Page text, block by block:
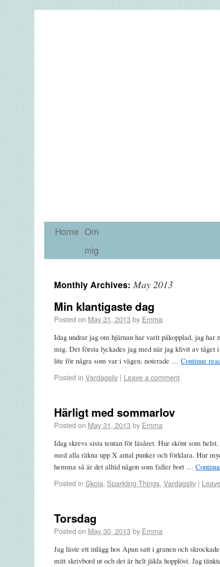
Home Om
mig
Monthly Archives:May 2013
Min klantigaste dag
Posted on May 31, 2013 by Emma
Idag undrar jag om hjärnan har varit påkopplad, jag har
mig. Det första lyckades jag med när jag klivit av tåget
lite för några som var i vägen, noterade … Continue
Posted in Vardagsliv | Leave a comment
Härligt med sommarlov
Posted on May 31, 2013 by Emma
Idag skrevs sista tentan för läsåret. Hur skönt som
med alla räkna upp X antal punker och förklara. Hur
hemma så är det alltid någon som faller bort …
Posted in Skola, Sparkling Things, Vardagsliv |
Torsdag
Posted on May 30, 2013 by Emma
Jag läste ett inlägg hos Apan satt i granen och
mitt skrivbord ut och det är helt jäkla hopplöst. Jag